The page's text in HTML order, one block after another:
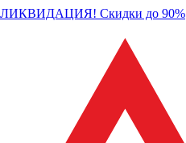
ЛИКВИДАЦИЯ! Скидки до 90%